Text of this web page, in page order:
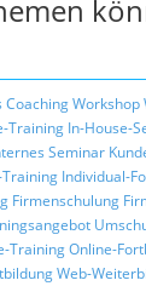
CoachingWorkshop
Training In-House-
Seminar
Individual-
Firmenschulung
TrainingOnline-
Web-